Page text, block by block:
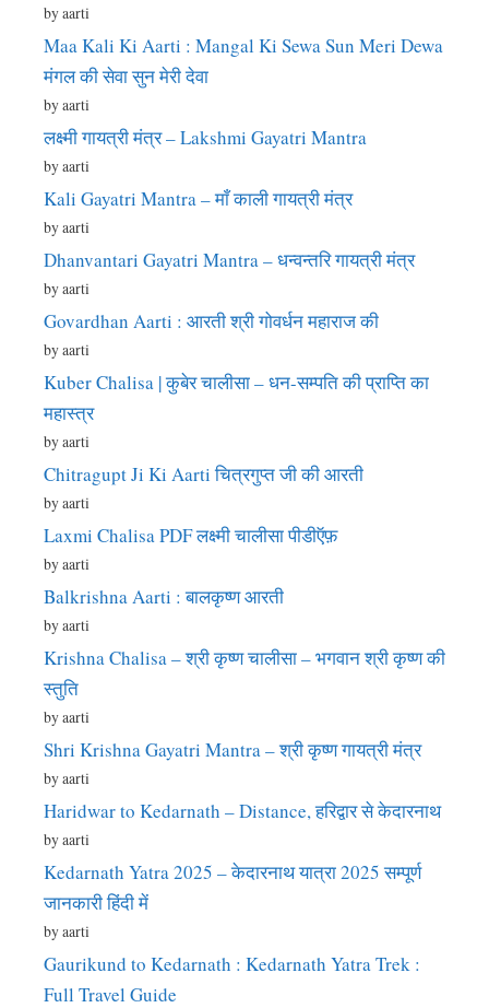
by aarti
Maa Kali Ki Aarti : Mangal Ki Sewa Sun Meri Dewa
मंगल की सेवा सुन मेरी देवा
by aarti
लक्ष्मी गायत्री मंत्र – Lakshmi Gayatri Mantra
by aarti
Kali Gayatri Mantra – माँ काली गायत्री मंत्र
by aarti
Dhanvantari Gayatri Mantra – धन्वन्तरि गायत्री मंत्र
by aarti
Govardhan Aarti : आरती श्री गोवर्धन महाराज की
by aarti
Kuber Chalisa | कुबेर चालीसा – धन-सम्पति की प्राप्ति का
महास्त्र
by aarti
Chitragupt Ji Ki Aarti चित्रगुप्त जी की आरती
by aarti
Laxmi Chalisa PDF लक्ष्मी चालीसा पीडीऍफ़
by aarti
Balkrishna Aarti : बालकृष्ण आरती
by aarti
Krishna Chalisa – श्री कृष्ण चालीसा – भगवान श्री कृष्ण की
स्तुति
by aarti
Shri Krishna Gayatri Mantra – श्री कृष्ण गायत्री मंत्र
by aarti
Haridwar to Kedarnath – Distance, हरिद्वार से केदारनाथ
by aarti
Kedarnath Yatra 2025 – केदारनाथ यात्रा 2025 सम्पूर्ण
जानकारी हिंदी में
by aarti
Gaurikund to Kedarnath : Kedarnath Yatra Trek :
Full Travel Guide